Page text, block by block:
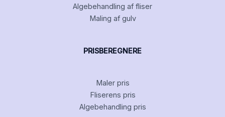
Algebehandling af fliser
Maling af gulv
PRISBEREGNERE
Maler pris
Fliserens pris
Algebehandling pris